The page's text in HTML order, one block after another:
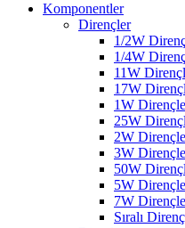
Komponentler
Dirençler
1/2W
1/4W
11W
17W
1W
25W
2W
3W
50W
5W
7W
Sıralı